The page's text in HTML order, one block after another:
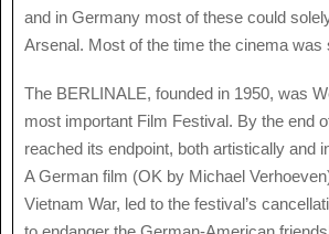
and in Germany most of these could
Arsenal. Most of the time the cinema was
The BERLINALE, founded in 1950, was
most important Film Festival. By the end
reached its endpoint, both artistically and
A German film (OK by Michael
Vietnam War, led to the festival’s